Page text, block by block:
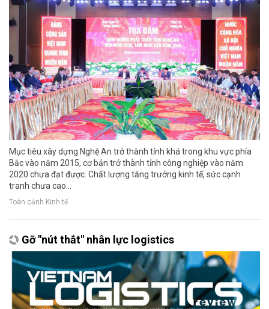
Mục tiêu xây dựng Nghệ An trở thành tỉnh khá trong khu vực phía
Bắc vào năm 2015, cơ bản trở thành tỉnh công nghiệp vào năm
2020 chưa đạt được. Chất lượng tăng trưởng kinh tế, sức cạnh
tranh chưa cao...
Toàn cảnh Kinh tế
Gỡ "nút thắt" nhân lực logistics